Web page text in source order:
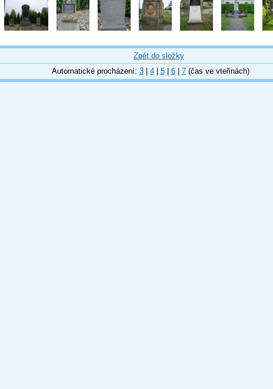
Zpět do složky
Automatické procházení: 3| 4| 5| 6| 7(čas ve vteřinách)